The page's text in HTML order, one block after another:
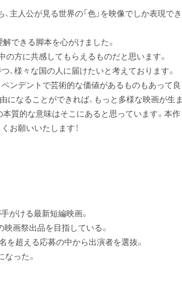
主人公が見る世界の「色」を映像でしか表現でき
できる脚本を心がけました。
の方に共感してもらえるものだと思います。
、様々な国の人に届けたいと考えております。
ンデントで芸術的な価値があるものもあって良
になることができれば、もっと多様な映画が生ま
質的な意味はそこにあると思っています。本作
お願いいたします！
がける最新短編映画。
画祭出品を目指している。
を超える応募の中から出演者を選抜。
った。